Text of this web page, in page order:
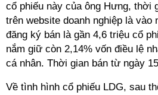
cổ phiếu này của ông Hưng, thời
trên website doanh nghiệp là
đăng ký bán là gần 4,6 triệu cổ
nắm giữ còn 2,14% vốn điều lệ
cá nhân. Thời gian bán từ ngày
Về tình hình cổ phiếu LDG, sau